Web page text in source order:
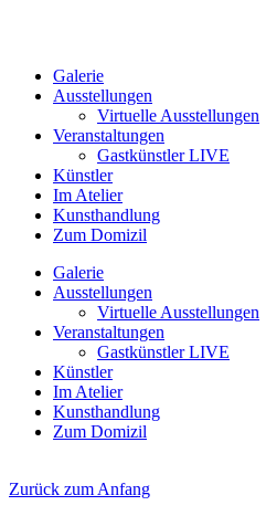
Galerie
Ausstellungen
Virtuelle Ausstellungen
Veranstaltungen
Gastkünstler LIVE
Künstler
Im Atelier
Kunsthandlung
Zum Domizil
Galerie
Ausstellungen
Virtuelle Ausstellungen
Veranstaltungen
Gastkünstler LIVE
Künstler
Im Atelier
Kunsthandlung
Zum Domizil
Zurück zum Anfang